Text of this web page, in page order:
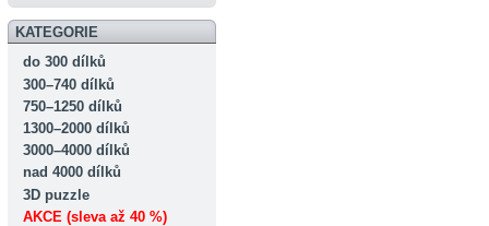
KATEGORIE
do 300 dílků
300–740 dílků
750–1250 dílků
1300–2000 dílků
3000–4000 dílků
nad 4000 dílků
3D puzzle
AKCE (sleva až 40 %)